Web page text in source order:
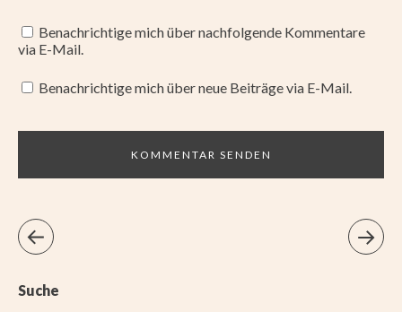
Benachrichtige mich über nachfolgende Kommentare
via E-Mail.
Benachrichtige mich über neue Beiträge via E-Mail.
Suche